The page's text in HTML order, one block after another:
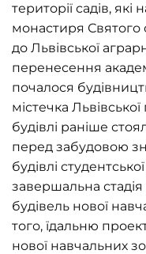
території садів,
монастиря Святого
до Львівської
перенесення
почалося
містечка Львівської
будівлі раніше
перед забудовою
будівлі
завершальна
будівель нової
того, їдальню
нової навчальних